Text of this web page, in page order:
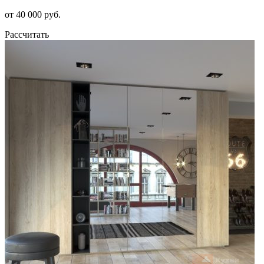
от 40 000 руб.
Рассчитать